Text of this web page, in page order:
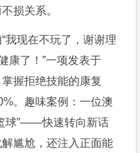
损关系。
我现在不玩了，谢谢理
康了！”一项发表于
握拒绝技能的康复
。趣味案例：一位澳
球”——快速转向新话
尴尬，还注入正面能